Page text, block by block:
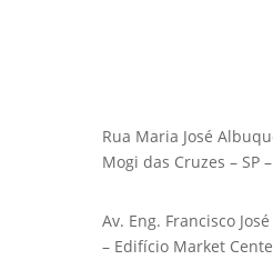
Rua Maria José
Mogi das Cruzes – SP
Av. Eng. Francisco
– Edifício Market